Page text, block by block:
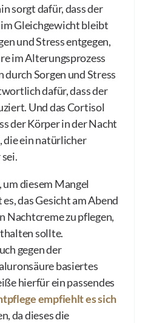
sorgt dafür, dass der
Gleichgewicht bleibt
und Stress entgegen,
im Alterungsprozess
durch Sorgen und Stress
dafür, dass der
Und das Cortisol
der Körper in der Nacht
die ein natürlicher
diesem Mangel
das Gesicht am Abend
Nachtcreme zu pflegen,
sollte.
gegen der
basiertes
hierfür ein passendes
empfiehlt es sich
da dieses die